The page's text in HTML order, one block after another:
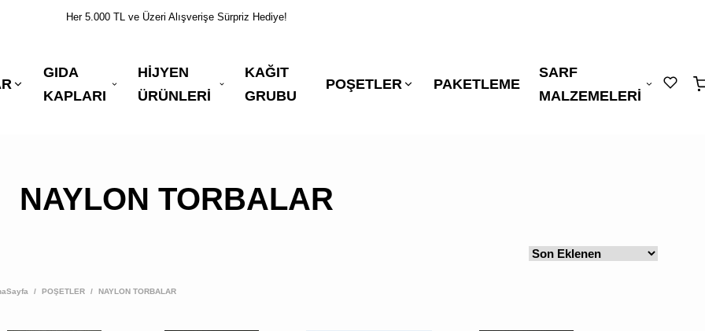
Her 5.000 TL ve Üzeri Alışverişe Sürpriz Hediye!
GIDA
KAPLARI
HİJYEN
ÜRÜNLERİ
KAĞIT
GRUBU
POŞETLER PAKETLEME
SARF
MALZEMELERİ
""
NAYLON TORBALAR
/ POŞETLER / NAYLON TORBALAR